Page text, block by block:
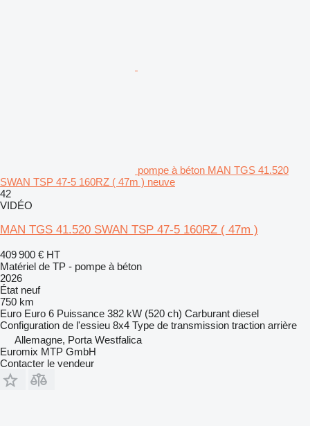
pompe à béton MAN TGS 41.520
SWAN TSP 47-5 160RZ ( 47m ) neuve
42
VIDÉO
MAN TGS 41.520 SWAN TSP 47-5 160RZ ( 47m )
409 900 € HT
Matériel de TP - pompe à béton
2026
État neuf
750 km
Euro Euro 6 Puissance 382 kW (520 ch) Carburant diesel
Configuration de l'essieu 8x4 Type de transmission traction arrière
Allemagne, Porta Westfalica
Euromix MTP GmbH
Contacter le vendeur